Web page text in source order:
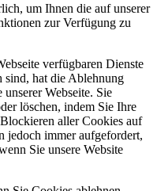
um Ihnen die auf unserer
zur Verfügung zu
verfügbaren Dienste
hat die Ablehnung
Webseite. Sie
löschen, indem Sie Ihre
aller Cookies auf
jedoch immer aufgefordert,
Sie unsere Website